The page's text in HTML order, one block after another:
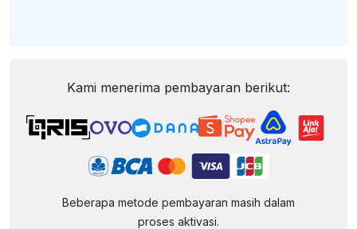
Kami menerima pembayaran berikut:
Beberapa metode pembayaran masih dalam
proses aktivasi.